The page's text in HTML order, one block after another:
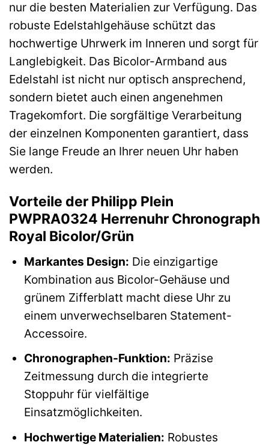
nur die besten Materialien zur Verfügung. Das
robuste Edelstahlgehäuse schützt das
hochwertige Uhrwerk im Inneren und sorgt für
Langlebigkeit. Das Bicolor-Armband aus
Edelstahl ist nicht nur optisch ansprechend,
sondern bietet auch einen angenehmen
Tragekomfort. Die sorgfältige Verarbeitung
der einzelnen Komponenten garantiert, dass
Sie lange Freude an Ihrer neuen Uhr haben
werden.
Vorteile der Philipp Plein
PWPRA0324 Herrenuhr Chronograph
Royal Bicolor/Grün
Markantes Design: Die einzigartige
Kombination aus Bicolor-Gehäuse und
grünem Zifferblatt macht diese Uhr zu
einem unverwechselbaren Statement-
Accessoire.
Chronographen-Funktion: Präzise
Zeitmessung durch die integrierte
Stoppuhr für vielfältige
Einsatzmöglichkeiten.
Hochwertige Materialien: Robustes